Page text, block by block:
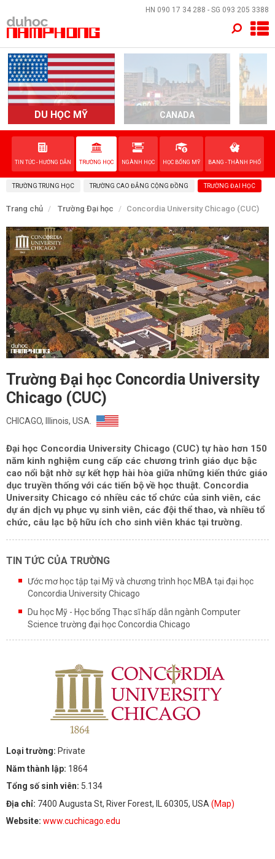
HN 090 17 34 288 - SG 093 205 3388
DU HỌC MỸ CANADA
TIN TỨC - HƯỚNG DẪN TRƯỜNG HỌC NGÀNH HỌC HỌC BỔNG MỸ BANG - THÀNH PHỐ
TRƯỜNG TRUNG HỌC TRƯỜNG CAO ĐẲNG CỘNG ĐỒNG TRƯỜNG ĐẠI HỌC
Trang chủ Trường Đại học Concordia University Chicago (CUC)
Trường Đại học Concordia University
Chicago (CUC)
CHICAGO, Illinois, USA.
Đại học Concordia University Chicago (CUC) tự hào hơn 150
năm kinh nghiệm cung cấp các chương trình giáo dục bậc
cao nổi bật nhờ sự kết hợp hài hòa giữa những kiến thức giáo
dục truyền thống với các tiến bộ về học thuật. Concordia
University Chicago có nhiều các tổ chức của sinh viên, các
dự án dịch vụ phục vụ sinh viên, các đội thể thao, và nhiều tổ
chức, câu lạc bộ hữu ích cho sinh viên khác tại trường.
TIN TỨC CỦA TRƯỜNG
Ước mơ học tập tại Mỹ và chương trình học MBA tại đại học
Concordia University Chicago
Du học Mỹ - Học bổng Thạc sĩ hấp dẫn ngành Computer
Science trường đại học Concordia Chicago
Loại trường: Private
Năm thành lập: 1864
Tổng số sinh viên: 5.134
Địa chỉ: 7400 Augusta St, River Forest, IL 60305, USA (Map)
Website: www.cuchicago.edu
×
TRANG CHỦ
QUỐC GIA
EVENTS
DỊCH VỤ
VỀ NAM PHONG